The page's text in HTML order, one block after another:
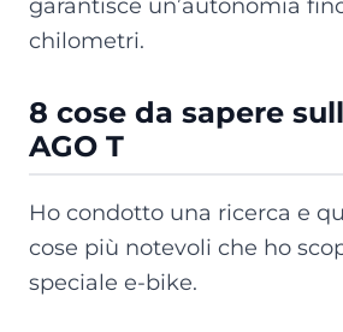
garantisce un’autonomia
chilometri.
8 cose da sapere
AGO T
Ho condotto una ricerca e
cose più notevoli che ho
speciale e-bike.